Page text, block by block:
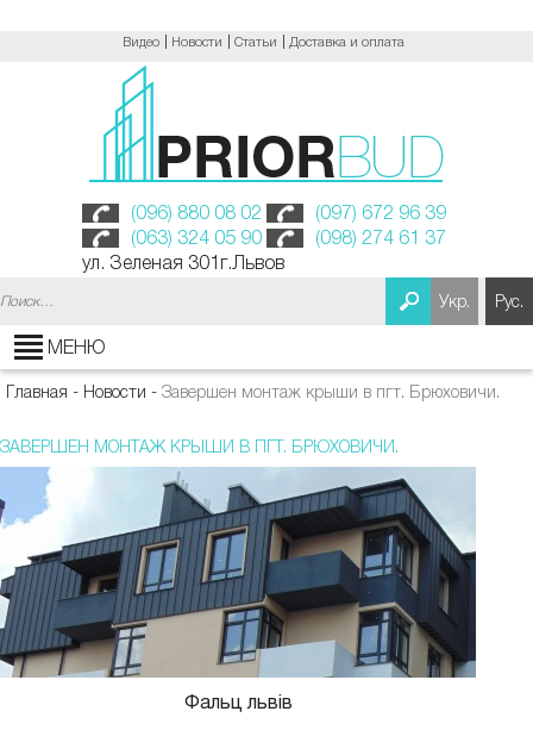
Видео Новости Статьи Доставка и оплата
(096) 880 08 02
(097) 672 96 39
(063) 324 05 90
(098) 274 61 37
ул. Зеленая 301г.Львов
Укр. Рус.
МЕНЮ
Главная - Новости - Завершен монтаж крыши в пгт. Брюховичи.
ЗАВЕРШЕН МОНТАЖ КРЫШИ В ПГТ. БРЮХОВИЧИ.
Фальц львів